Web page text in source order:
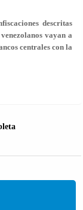
descritas
vayan a
centrales con la